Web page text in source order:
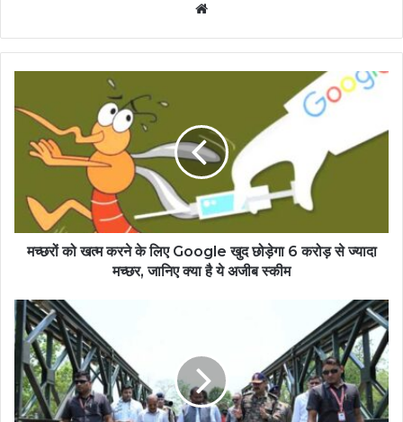
मच्छरों को खत्म करने के लिए Google खुद छोड़ेगा 6 करोड़ से ज्यादा
मच्छर, जानिए क्या है ये अजीब स्कीम